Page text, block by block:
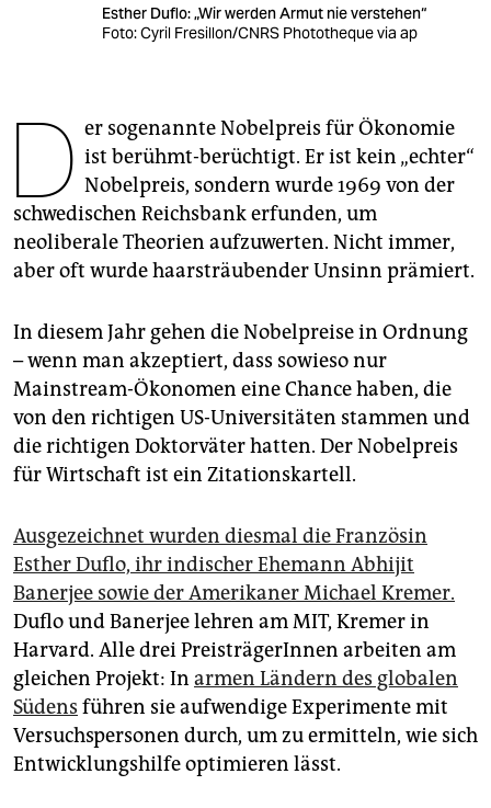
fragen & hilfe
genossenschaft
epaper login
Esther Duflo: „Wir werden Armut nie verstehen“
Foto: Cyril Fresillon/CNRS Phototheque via ap
D er sogenannte Nobelpreis für Ökonomie
ist berühmt-berüchtigt. Er ist kein „echter“
Nobelpreis, sondern wurde 1969 von der
schwedischen Reichsbank erfunden, um
neoliberale Theorien aufzuwerten. Nicht immer,
aber oft wurde haarsträubender Unsinn prämiert.
In diesem Jahr gehen die Nobelpreise in Ordnung
– wenn man akzeptiert, dass sowieso nur
Mainstream-Ökonomen eine Chance haben, die
von den richtigen US-Universitäten stammen und
die richtigen Doktorväter hatten. Der Nobelpreis
für Wirtschaft ist ein Zitationskartell.
Ausgezeichnet wurden diesmal die Französin
Esther Duflo, ihr indischer Ehemann Abhijit
Banerjee sowie der Amerikaner Michael Kremer.
Duflo und Banerjee lehren am MIT, Kremer in
Harvard. Alle drei PreisträgerInnen arbeiten am
gleichen Projekt: In armen Ländern des globalen
Südens führen sie aufwendige Experimente mit
Versuchspersonen durch, um zu ermitteln, wie sich
Entwicklungshilfe optimieren lässt.